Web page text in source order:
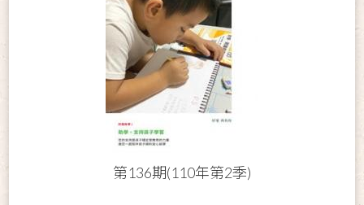
第136期(110年第2季)